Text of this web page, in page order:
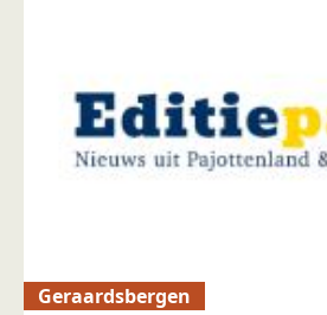
Geraardsbergen